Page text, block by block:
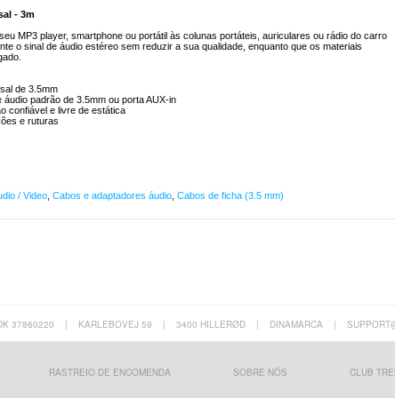
- 3m
MP3 player, smartphone ou portátil às colunas portáteis, auriculares ou rádio do carro
o sinal de áudio estéreo sem reduzir a sua qualidade, enquanto que os materiais
de 3.5mm
padrão de 3.5mm ou porta AUX-in
confiável e livre de estática
e ruturas
/ Video Cabos e adaptadores áudio Cabos de ficha (3.5 mm)
37860220 | KARLEBOVEJ 59 | 3400 HILLERØD | DINAMARCA |
RASTREIO DE ENCOMENDA SOBRE NÓS CLUB